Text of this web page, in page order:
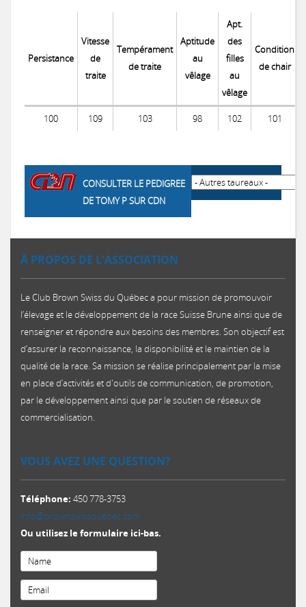
Persistance
Vitesse
de
traite
Tempérament
de traite
Aptitude
au
vêlage
Apt.
des
filles
au
vêlage
Condition
de chair
100 109 103 98 102 101
CONSULTER LE PEDIGREE
DE TOMY P SUR CDN
À PROPOS DE L'ASSOCIATION
Le Club Brown Swiss du Québec a pour mission de promouvoir
l’élevage et le développement de la race Suisse Brune ainsi que de
renseigner et répondre aux besoins des membres. Son objectif est
d’assurer la reconnaissance, la disponibilité et le maintien de la
qualité de la race. Sa mission se réalise principalement par la mise
en place d’activités et d'outils de communication, de promotion,
par le développement ainsi que par le soutien de réseaux de
commercialisation.​
VOUS AVEZ UNE QUESTION?
Téléphone: 450 778-3753
info@brownswissquebec.com
Ou utilisez le formulaire ici-bas.
Email*